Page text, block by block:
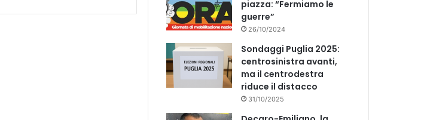
piazza: “Fermiamo le
guerre”
26/10/2024
Sondaggi Puglia 2025:
centrosinistra avanti,
ma il centrodestra
riduce il distacco
31/10/2025